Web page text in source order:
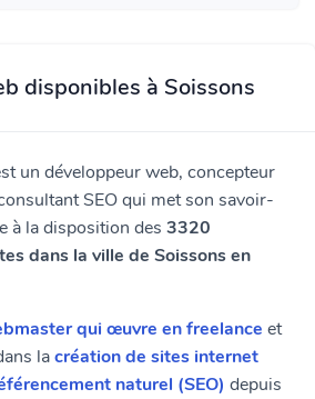
disponibles à Soissons
un développeur web, concepteur
SEO qui met son savoir-
à la disposition des 3320
dans la ville de Soissons en
qui œuvre en freelance et
lacréation de sites internet
naturel (SEO) depuis